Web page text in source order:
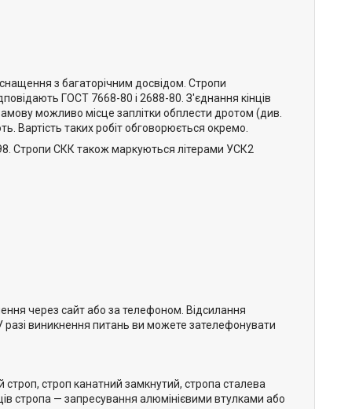
з багаторічним досвідом. Стропи
ГОСТ 7668-80 і 2688-80. З'єднання кінців
можливо місце заплітки обплести дротом (див.
Вартість таких робіт обговорюється окремо.
Стропи СКК також маркуються літерами УСК2
через сайт або за телефоном. Відсилання
разі виникнення питань ви можете зателефонувати
строп, строп канатний замкнутий, стропа сталева
стропа — запресування алюмінієвими втулками або